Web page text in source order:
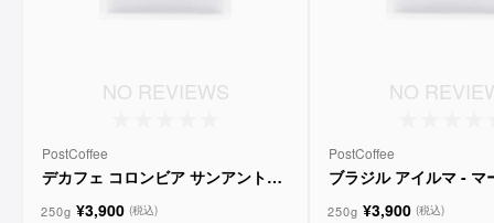
NO REVIEWS
PostCoffee
デカフェ コロンビア サンアントニ
250g ¥3,900 (税込)
NO
PostCoffee
ブラジル アイルマ - マ
250g ¥3,900 (税込)